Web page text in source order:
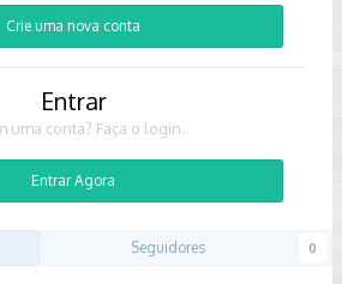
Crie uma nova conta
Entrar
uma conta? Faça o login.
Entrar Agora
Seguidores 0